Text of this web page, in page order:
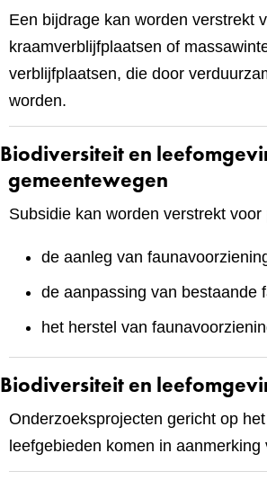
Een bijdrage kan worden verstrekt
kraamverblijfplaatsen of
verblijfplaatsen, die door
worden.
Biodiversiteit en
gemeentewegen
Subsidie kan worden verstrekt
de aanleg van
de aanpassing van bestaande
het herstel van
Biodiversiteit en
Onderzoeksprojecten gericht op
leefgebieden komen in